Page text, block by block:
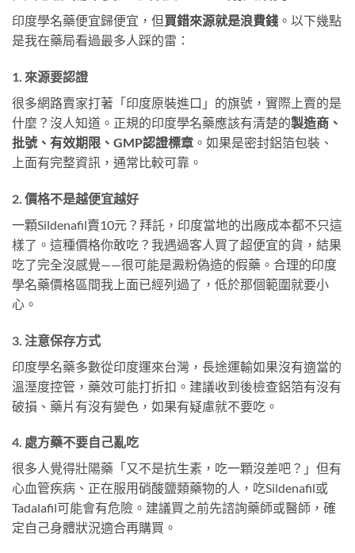
印度學名藥便宜歸便宜，但買錯來源就是浪費錢 。以下幾點
是我在藥局看過最多人踩的雷：
1. 來源要認證
很多網路賣家打著「印度原裝進口」的旗號，實際上賣的是
什麼？沒人知道。正規的印度學名藥應該有清楚的製造商、
批號、有效期限、GMP認證標章 。如果是密封鋁箔包裝、
上面有完整資訊，通常比較可靠。
2. 價格不是越便宜越好
一顆Sildenafil賣10元？拜託，印度當地的出廠成本都不只這
樣了。這種價格你敢吃？我遇過客人買了超便宜的貨，結果
吃了完全沒感覺——很可能是澱粉偽造的假藥。合理的印度
學名藥價格區間我上面已經列過了，低於那個範圍就要小
心。
3. 注意保存方式
印度學名藥多數從印度運來台灣，長途運輸如果沒有適當的
溫溼度控管，藥效可能打折扣。建議收到後檢查鋁箔有沒有
破損、藥片有沒有變色，如果有疑慮就不要吃。
4. 處方藥不要自己亂吃
很多人覺得壯陽藥「又不是抗生素，吃一顆沒差吧？」但有
心血管疾病、正在服用硝酸鹽類藥物的人，吃Sildenafil或
Tadalafil可能會有危險。建議買之前先諮詢藥師或醫師，確
定自己身體狀況適合再購買。